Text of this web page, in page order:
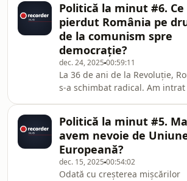
de 21 de ani. Gabriel Vlase a
Formula 1 „în interes de
plină criză generată de
rusești în alegerile
România. Toate acestea se
timp ce România alocă
secrete bugete uriașe, chiar și
Politică la minut #6. Ce
pierdut România pe
de la comunism spre
democrație?
dec. 24, 2025 00:59:11
La 36 de ani de la Revoluție,
s-a schimbat radical. Am intrat
consolidat. În același timp,
masiv, regiunile subdezvoltate
sărăcia rămân o realitate
îngrijorătoare pentru țara
Inegalitățile economice și
Politică la minut #5.
avem nevoie de
Europeană?
dec. 15, 2025 00:54:02
Odată cu creșterea mișcărilor